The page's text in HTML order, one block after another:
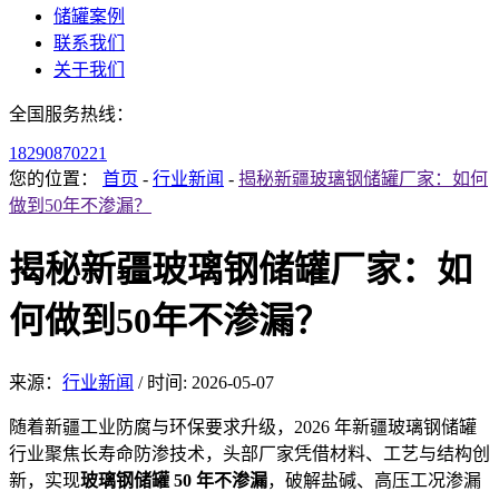
储罐案例
联系我们
关于我们
全国服务热线：
18290870221
您的位置： 首页 - 行业新闻 - 揭秘新疆玻璃钢储罐厂家：如何
做到50年不渗漏？
揭秘新疆玻璃钢储罐厂家：如
何做到50年不渗漏？
来源： 行业新闻 / 时间: 2026-05-07
随着新疆工业防腐与环保要求升级，2026 年新疆玻璃钢储罐
行业聚焦长寿命防渗技术，头部厂家凭借材料、工艺与结构创
新，实现玻璃钢储罐 50 年不渗漏，破解盐碱、高压工况渗漏